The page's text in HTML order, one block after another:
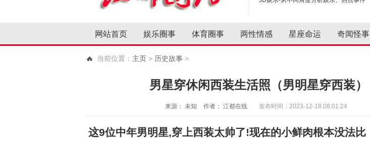
网站首页 娱乐圈事 体育圈事 两性情感 星座命运 奇闻怪事
当前位置： 主页 > 历史故事 >
男星穿休闲西装生活照（男明星穿西装）
来源： 未知 作者： 江都在线 发布时间：2023-12-18 08:01:24
这9位中年男明星,穿上西装太帅了!现在的小鲜肉根本没法比